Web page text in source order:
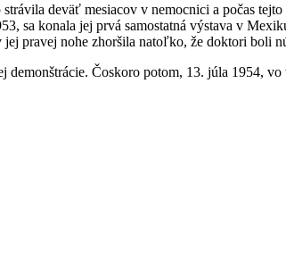
deväť mesiacov v nemocnici a počas
sa konala jej prvá samostatná výstava v
jej pravej nohe zhoršila natoľko, že doktori boli
Čoskoro potom, 13. júla 1954,